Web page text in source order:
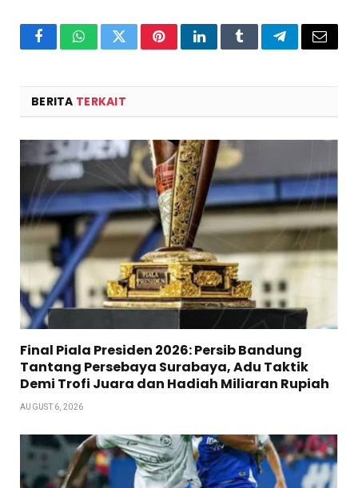
FacebookWhatsAppTwitterPinterestLinkedInTumblrTelegramEmail
BERITA TERKAIT
Final Piala Presiden 2026: Persib Bandung
Tantang Persebaya Surabaya, Adu Taktik
Demi Trofi Juara dan Hadiah Miliaran Rupiah
AUGUST 6, 2026